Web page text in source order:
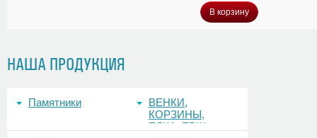
НАША ПРОДУКЦИЯ
Памятники
ВЕНКИ,
КОРЗИНЫ,
ЕЛКА, ЕРШ,
В корзину